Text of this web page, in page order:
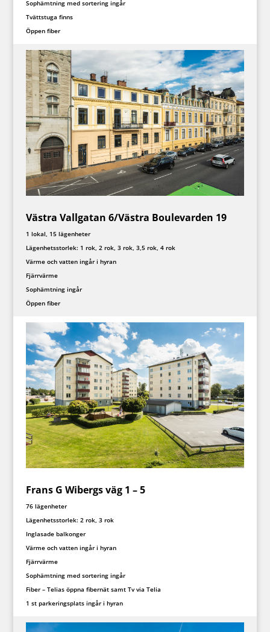
Sophämtning med sortering ingår
Tvättstuga finns
Öppen fiber
Västra Vallgatan 6/Västra Boulevarden 19
1 lokal, 15 lägenheter
Lägenhetsstorlek: 1 rok, 2 rok, 3 rok, 3,5 rok, 4 rok
Värme och vatten ingår i hyran
Fjärrvärme
Sophämtning ingår
Öppen fiber
Frans G Wibergs väg 1 – 5
76 lägenheter
Lägenhetsstorlek: 2 rok, 3 rok
Inglasade balkonger
Värme och vatten ingår i hyran
Fjärrvärme
Sophämtning med sortering ingår
Fiber – Telias öppna fibernät samt Tv via Telia
1 st parkeringsplats ingår i hyran